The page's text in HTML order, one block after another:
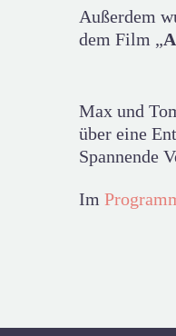
Außerdem
dem Film „
Max und
über eine
Spannende
Im